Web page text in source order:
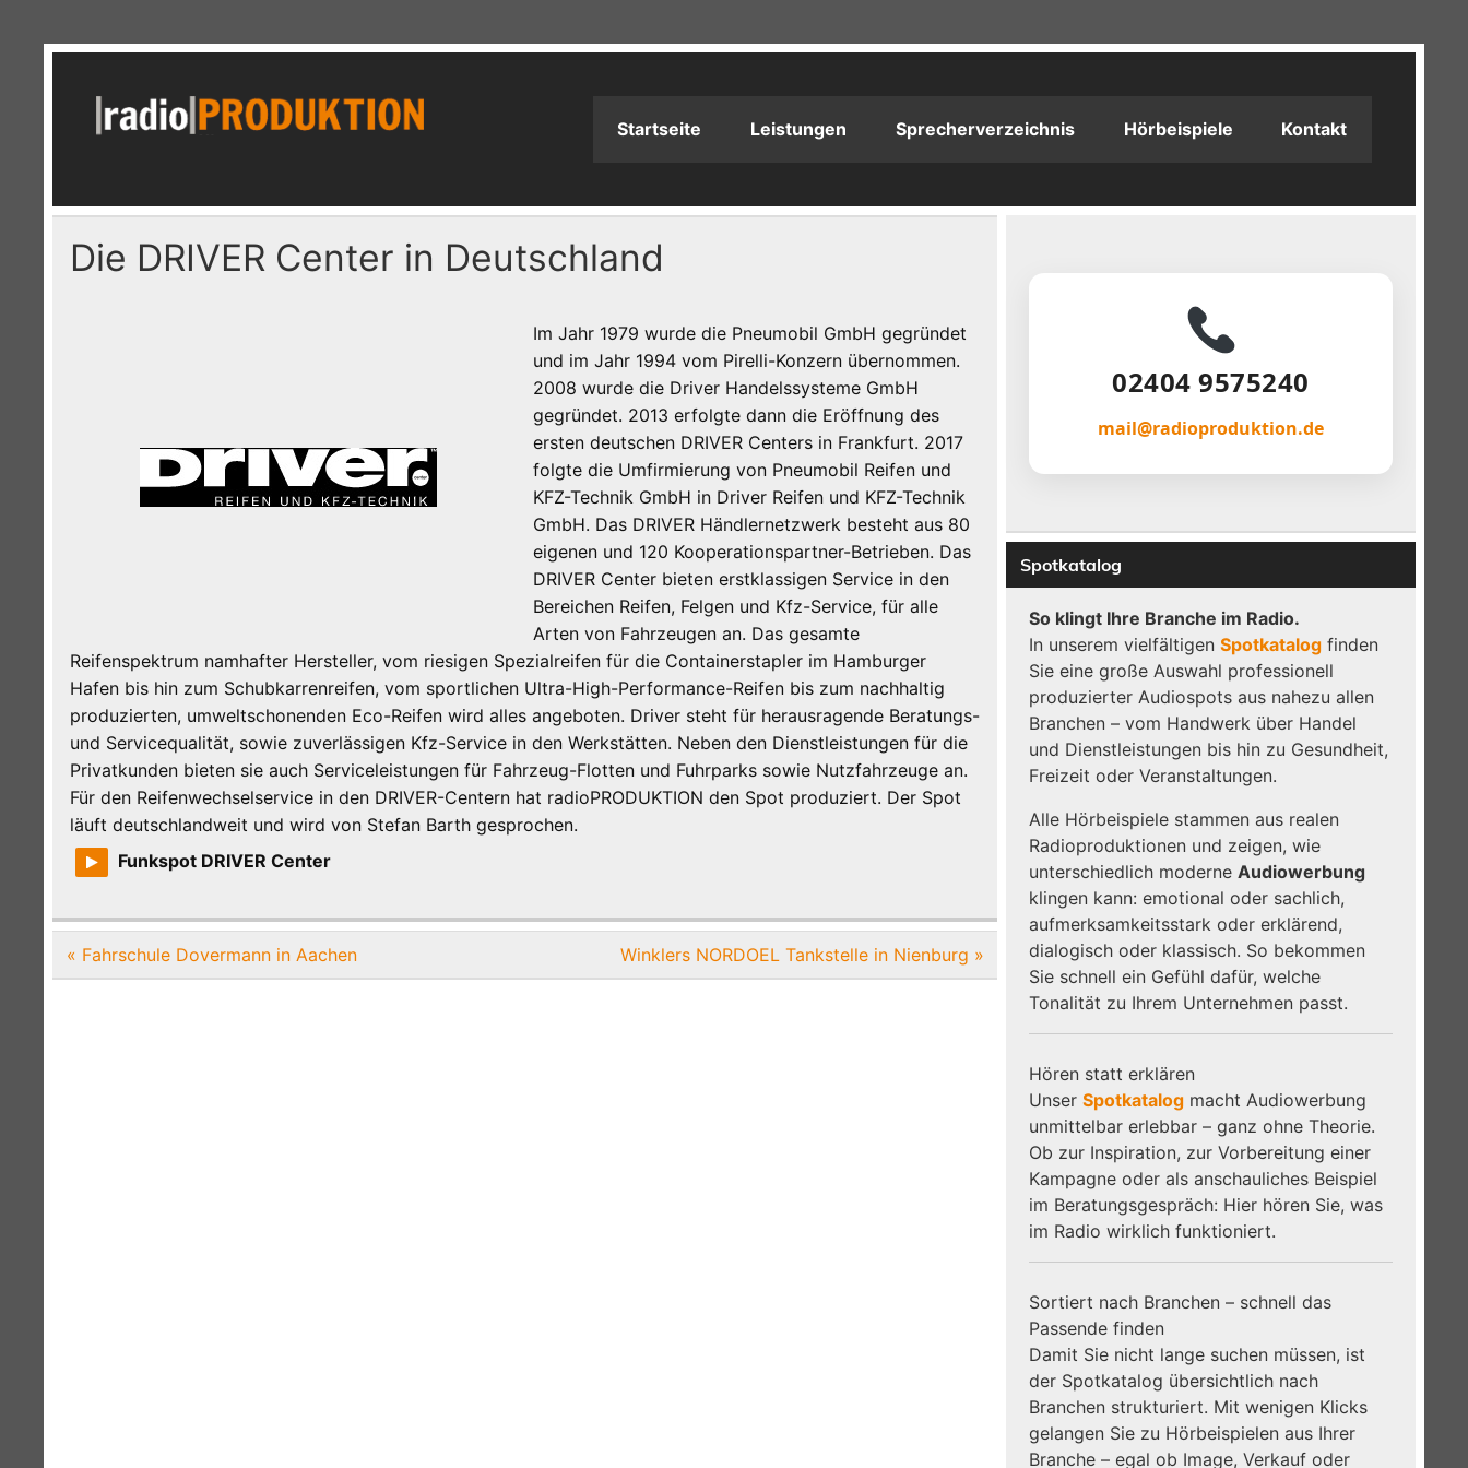
content
radioPRODUKTION
Startseite Leistungen Sprecherverzeichnis Hörbeispiele Kontakt
Die DRIVER Center in Deutschland
Im Jahr 1979 wurde die Pneumobil GmbH gegründet
und im Jahr 1994 vom Pirelli-Konzern übernommen.
2008 wurde die Driver Handelssysteme GmbH
gegründet. 2013 erfolgte dann die Eröffnung des
ersten deutschen DRIVER Centers in Frankfurt. 2017
folgte die Umfirmierung von Pneumobil Reifen und
KFZ-Technik GmbH in Driver Reifen und KFZ-Technik
GmbH. Das DRIVER Händlernetzwerk besteht aus 80
eigenen und 120 Kooperationspartner-Betrieben. Das
DRIVER Center bieten erstklassigen Service in den
Bereichen Reifen, Felgen und Kfz-Service, für alle
Arten von Fahrzeugen an. Das gesamte
Reifenspektrum namhafter Hersteller, vom riesigen Spezialreifen für die Containerstapler im Hamburger
Hafen bis hin zum Schubkarrenreifen, vom sportlichen Ultra-High-Performance-Reifen bis zum nachhaltig
produzierten, umweltschonenden Eco-Reifen wird alles angeboten. Driver steht für herausragende Beratungs-
und Servicequalität, sowie zuverlässigen Kfz-Service in den Werkstätten. Neben den Dienstleistungen für die
Privatkunden bieten sie auch Serviceleistungen für Fahrzeug-Flotten und Fuhrparks sowie Nutzfahrzeuge an.
Für den Reifenwechselservice in den DRIVER-Centern hat radioPRODUKTION den Spot produziert. Der Spot
läuft deutschlandweit und wird von Stefan Barth gesprochen.
Funkspot DRIVER Center
Beitragsnavigation
« Fahrschule Dovermann in Aachen Winklers NORDOEL Tankstelle in Nienburg »
02404 9575240
mail@radioproduktion.de
Spotkatalog
So klingt Ihre Branche im Radio.
In unserem vielfältigenSpotkatalog finden
Sie eine große Auswahl professionell
produzierter Audiospots aus nahezu allen
Branchen – vom Handwerk über Handel
und Dienstleistungen bis hin zu Gesundheit,
Freizeit oder Veranstaltungen.
Alle Hörbeispiele stammen aus realen
Radioproduktionen und zeigen, wie
unterschiedlich moderne Audiowerbung
klingen kann: emotional oder sachlich,
aufmerksamkeitsstark oder erklärend,
dialogisch oder klassisch. So bekommen
Sie schnell ein Gefühl dafür, welche
Tonalität zu Ihrem Unternehmen passt.
Hören statt erklären
UnserSpotkatalog macht Audiowerbung
unmittelbar erlebbar – ganz ohne Theorie.
Ob zur Inspiration, zur Vorbereitung einer
Kampagne oder als anschauliches Beispiel
im Beratungsgespräch: Hier hören Sie, was
im Radio wirklich funktioniert.
Sortiert nach Branchen – schnell das
Passende finden
Damit Sie nicht lange suchen müssen, ist
der Spotkatalog übersichtlich nach
Branchen strukturiert. Mit wenigen Klicks
gelangen Sie zu Hörbeispielen aus Ihrer
Branche – egal ob Image, Verkauf oder